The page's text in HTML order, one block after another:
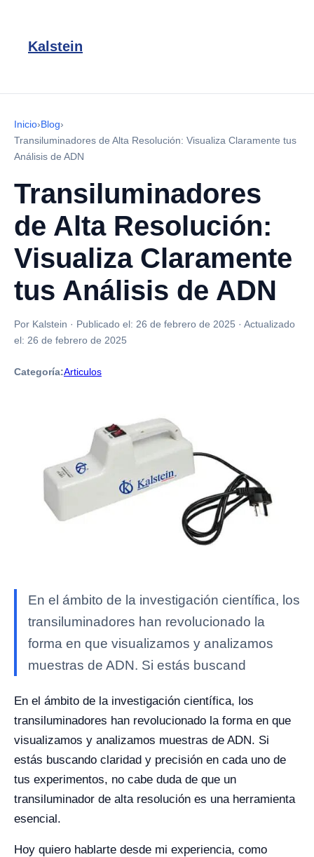
Kalstein
Inicio›Blog›
Transiluminadores de Alta Resolución: Visualiza Claramente tus
Análisis de ADN
Transiluminadores
de Alta Resolución:
Visualiza Claramente
tus Análisis de ADN
Por Kalstein · Publicado el: 26 de febrero de 2025 · Actualizado
el: 26 de febrero de 2025
Categoría:Articulos
En el ámbito de la investigación científica, los
transiluminadores han revolucionado la
forma en que visualizamos y analizamos
muestras de ADN. Si estás buscand
En el ámbito de la investigación científica, los
transiluminadores han revolucionado la forma en que
visualizamos y analizamos muestras de ADN. Si
estás buscando claridad y precisión en cada uno de
tus experimentos, no cabe duda de que un
transiluminador de alta resolución es una herramienta
esencial.
Hoy quiero hablarte desde mi experiencia, como